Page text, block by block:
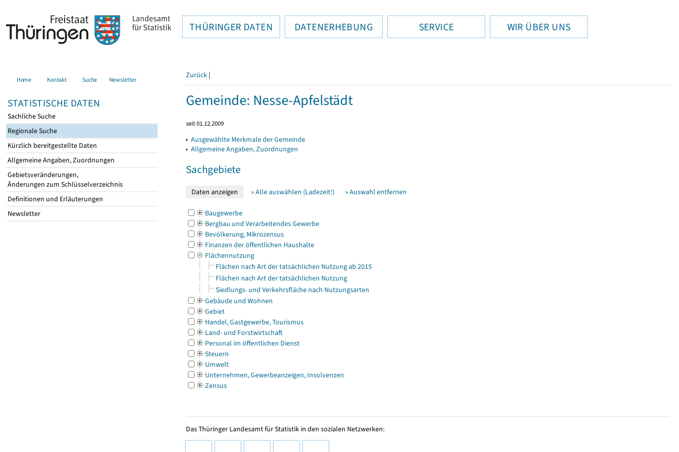
THÜRINGER DATEN DATENERHEBUNG SERVICE WIR ÜBER UNS
Home Kontakt Suche Newsletter
STATISTISCHE DATEN
Sachliche Suche
Regionale Suche
Kürzlich bereitgestellte Daten
Allgemeine Angaben, Zuordnungen
Gebietsveränderungen,
Änderungen zum Schlüsselverzeichnis
Definitionen und Erläuterungen
Newsletter
Zurück |
Gemeinde: Nesse-Apfelstädt
seit 01.12.2009
▸ Ausgewählte Merkmale der Gemeinde
▸ Allgemeine Angaben, Zuordnungen
Sachgebiete
» Alle auswählen (Ladezeit!) » Auswahl entfernen
Baugewerbe
Bergbau und Verarbeitendes Gewerbe
Bevölkerung, Mikrozensus
Finanzen der öffentlichen Haushalte
Flächennutzung
Flächen nach Art der tatsächlichen Nutzung ab 2015
Flächen nach Art der tatsächlichen Nutzung
Siedlungs- und Verkehrsfläche nach Nutzungsarten
Gebäude und Wohnen
Gebiet
Handel, Gastgewerbe, Tourismus
Land- und Forstwirtschaft
Personal im öffentlichen Dienst
Steuern
Umwelt
Unternehmen, Gewerbeanzeigen, Insolvenzen
Zensus
Das Thüringer Landesamt für Statistik in den sozialen Netzwerken: